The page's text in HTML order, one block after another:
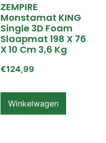
ZEMPIRE
Monstamat KING
Single 3D Foam
Slaapmat 198 X 76
X 10 Cm 3,6 Kg
€124,99
Winkelwagen